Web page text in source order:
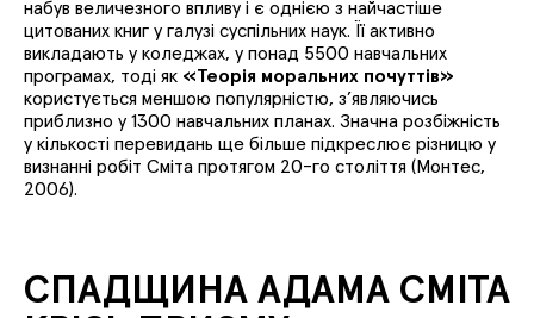
набув величезного впливу і є однією з найчастіше
цитованих книг у галузі суспільних наук. Її активно
викладають у коледжах, у понад 5500 навчальних
програмах, тоді як «Теорія моральних почуттів»
користується меншою популярністю, з’являючись
приблизно у 1300 навчальних планах. Значна розбіжність
у кількості перевидань ще більше підкреслює різницю у
визнанні робіт Сміта протягом 20-го століття (Монтес,
2006).
СПАДЩИНА АДАМА СМІТА